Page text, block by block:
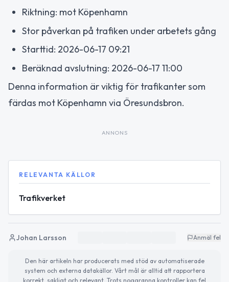
Riktning: mot Köpenhamn
Stor påverkan på trafiken under arbetets gång
Starttid: 2026-06-17 09:21
Beräknad avslutning: 2026-06-17 11:00
Denna information är viktig för trafikanter som
färdas mot Köpenhamn via Öresundsbron.
ANNONS
RELEVANTA KÄLLOR
Trafikverket
Johan Larsson Anmäl fel
Den här artikeln har producerats med stöd av automatiserade
system och externa datakällor. Vårt mål är alltid att rapportera
korrekt, sakligt och relevant. Trots noggranna kontroller kan fel